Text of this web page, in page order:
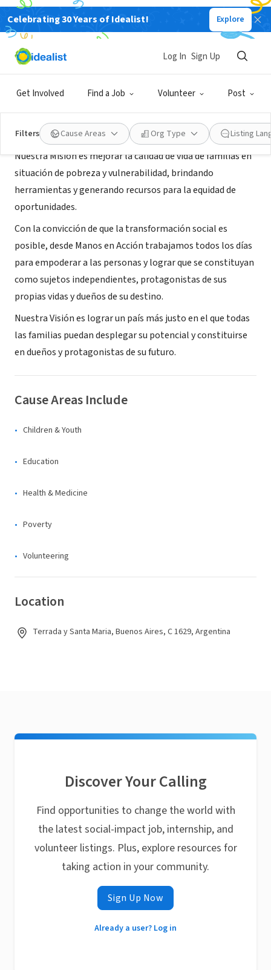
Celebrating 30 Years of Idealist! Explore
Get Involved Find a Job Volunteer Post
Log In Sign Up
Filters Cause Areas Org Type Listing
NONPROFIT
Asociacion Civil Manos en Accion
About Us
Nuestra Misión es mejorar la calidad de vida de familias en
situación de pobreza y vulnerabilidad, brindando
herramientas y generando recursos para la equidad de
oportunidades.
Con la convicción de que la transformación social es
posible, desde Manos en Acción trabajamos todos los días
para empoderar a las personas y lograr que se constituyan
como sujetos independientes, protagonistas de sus
propias vidas y dueños de su destino.
Nuestra Visión es lograr un país más justo en el que todas
las familias puedan desplegar su potencial y constituirse
en dueños y protagonistas de su futuro.
Cause Areas Include
Children & Youth
Education
Health & Medicine
Poverty
Volunteering
Location
Terrada y Santa Maria, Buenos Aires, C 1629, Argentina
Discover Your Calling
Find opportunities to change the world with
the latest social-impact job, internship, and
volunteer listings. Plus, explore resources for
taking action in your community.
Sign Up Now
Already a user? Log in